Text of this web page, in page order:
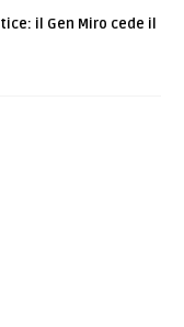
il Gen Miro cede il